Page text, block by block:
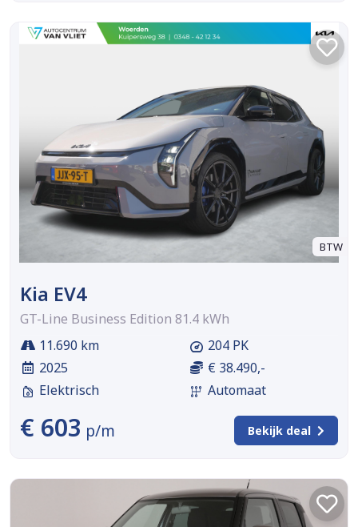
BTW
Kia EV4
GT-Line Business Edition 81.4 kWh
11.690 km
2025
Elektrisch
204 PK
€ 38.490,-
Automaat
€ 603 p/m Bekijk deal